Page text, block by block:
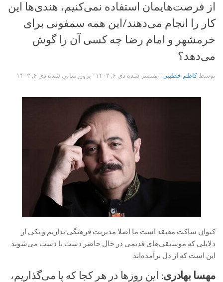
از فرصت‌هایمان استفاده نمی‌کنیم، هندی‌ها این
کار را انجام می‌دهند/این همه سمفونی برای
خرمشهر و امام رضا چه کسی آن را گوش
می‌دهد؟
توسطکاظم خطیبی · منتشر شده دی ۶, ۱۴۰۲ · بروزرسانی شده دی ۶, ۱۴۰۲
کیوان ساکت معتقد است ما اصلا مدیریت فرهنگی نداریم و یکی از
دلایلی که موسیقی‌های قدیمی در حال حاضر دست با دست می‌شوند
این است که از دل برآمده‌اند.
مهسا بهادری: این روزها در هر کجا که پا می‌گذاریم،